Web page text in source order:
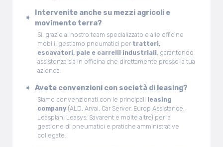
Intervenite anche su mezzi agricoli e
movimento terra?
Sì, grazie al nostro team specializzato e alle officine
mobili, gestiamo pneumatici per trattori,
escavatori, pale e carrelli industriali, garantendo
assistenza sia in officina che direttamente presso la tua
azienda.
Avete convenzioni con società di leasing?
Siamo convenzionati con le principali leasing
company(ALD, Arval, Car Server, Europ Assistance,
Leasplan, Leasys, Savarent e molte altre) per la
gestione di pneumatici e pratiche amministrative
collegate.